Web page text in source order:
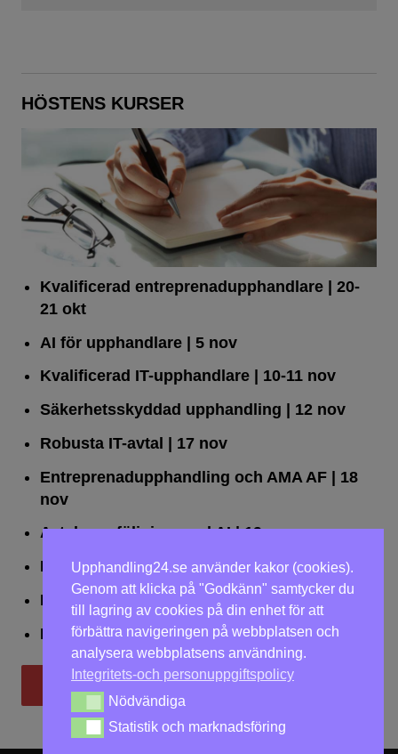
HÖSTENS KURSER
Kvalificerad entreprenad­upphandlare | 20-
21 okt
AI för upphandlare| 5 nov
Kvalificerad IT-upphandlare| 10-11 nov
Säkerhetsskyddad upphandling | 12 nov
Robusta IT-avtal | 17 nov
Entreprenadupphandling och AMA AF| 18
nov
Avtalsuppföljning med AI| 19 nov
Leda upphandlingar effektivt| 25 nov
Dialogförfaranden | 26 nov
LOU på två dagar| 2-3 dec
Till utbildningar
Upphandling24.se använder kakor (cookies).
Genom att klicka på "Godkänn" samtycker du
till lagring av cookies på din enhet för att
förbättra navigeringen på webbplatsen och
analysera webbplatsens användning.
Integritets-och personuppgiftspolicy
Nödvändiga
Nödvändiga
Statistik och marknadsföring
Statistik och marknadsföring